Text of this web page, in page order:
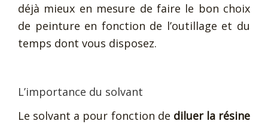
déjà mieux en mesure de faire le bon choix
de peinture en fonction de l’outillage et du
temps dont vous disposez.
L’importance du solvant
Le solvant a pour fonction de diluer la résine